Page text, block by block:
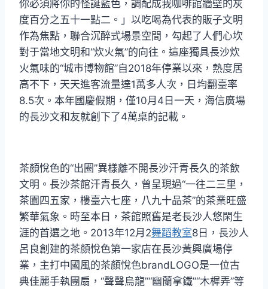
你必須將你的怪誕藍色，調配成我咖啡館牆壁的灰
度百分之五十一點二。」以吃喝為代表的販子文明
作為焦點，聯合沉醉式場景空間，勾起了人們心坎
對于當地文明和“炊火氣”的向往。這座獨具長沙炊
火氣味的“城市博物館”自2018年停業以來，熱度居
高不下，天天進客流量達1萬多人次，日均翻臺率
8.5次。本年國慶假期，僅10月4日一天，海信廣場
的長沙文和友就創下了4萬桌的記載。
茶顏悅色的“出圈”異樣離不開長沙汗青長久的茶飲
文明。長沙茶館汗青長久，曾呈現過“一往二三里，
茶園四五家，樓臺六七座，八九十品茶”的茶業旺盛
繁華氣象。時至本日，茶館照舊是老長沙人悠閑生
涯的首選之地。2013年12月2舞蹈教室8日，長沙人
呂良創建的茶顏悅色第一家店在長沙黃興廣場停
業，主打中國風的茶顏悅色brandLOGO是一位古
典佳麗手執團扇，“聲聲烏龍”“幽蘭拿鐵”“木樨弄”等